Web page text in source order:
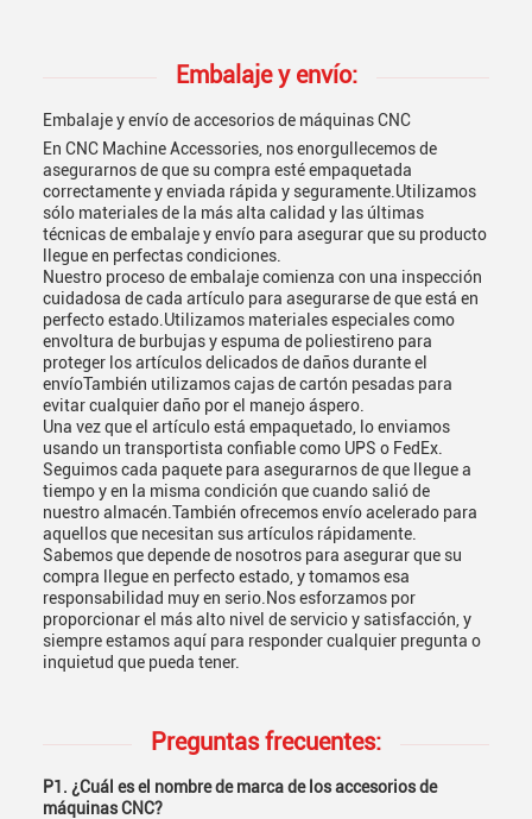
Embalaje y envío:
Embalaje y envío de accesorios de máquinas CNC
En CNC Machine Accessories, nos enorgullecemos de
asegurarnos de que su compra esté empaquetada
correctamente y enviada rápida y seguramente.Utilizamos
sólo materiales de la más alta calidad y las últimas
técnicas de embalaje y envío para asegurar que su producto
llegue en perfectas condiciones.
Nuestro proceso de embalaje comienza con una inspección
cuidadosa de cada artículo para asegurarse de que está en
perfecto estado.Utilizamos materiales especiales como
envoltura de burbujas y espuma de poliestireno para
proteger los artículos delicados de daños durante el
envíoTambién utilizamos cajas de cartón pesadas para
evitar cualquier daño por el manejo áspero.
Una vez que el artículo está empaquetado, lo enviamos
usando un transportista confiable como UPS o FedEx.
Seguimos cada paquete para asegurarnos de que llegue a
tiempo y en la misma condición que cuando salió de
nuestro almacén.También ofrecemos envío acelerado para
aquellos que necesitan sus artículos rápidamente.
Sabemos que depende de nosotros para asegurar que su
compra llegue en perfecto estado, y tomamos esa
responsabilidad muy en serio.Nos esforzamos por
proporcionar el más alto nivel de servicio y satisfacción, y
siempre estamos aquí para responder cualquier pregunta o
inquietud que pueda tener.
Preguntas frecuentes:
P1. ¿Cuál es el nombre de marca de los accesorios de
máquinas CNC?